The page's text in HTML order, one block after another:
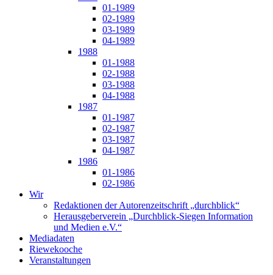
01-1989
02-1989
03-1989
04-1989
1988
01-1988
02-1988
03-1988
04-1988
1987
01-1987
02-1987
03-1987
04-1987
1986
01-1986
02-1986
Wir
Redaktionen der Autorenzeitschrift „durchblick“
Herausgeberverein „Durchblick-Siegen Information
und Medien e.V.“
Mediadaten
Riewekooche
Veranstaltungen